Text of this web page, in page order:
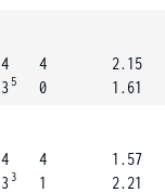
4
3 5
4
0
2.15
1.61
4
3 3
4
1
1.57
2.21